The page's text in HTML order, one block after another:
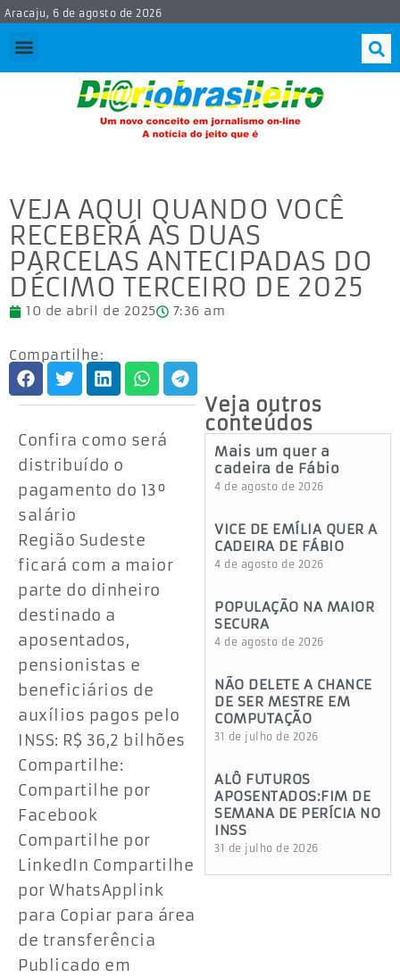
Aracaju, 6 de agosto de 2026
VEJA AQUI QUANDO VOCÊ
RECEBERÁ AS DUAS
PARCELAS ANTECIPADAS DO
DÉCIMO TERCEIRO DE 2025
10 de abril de 2025 7:36 am
Compartilhe:
Confira como será
distribuído o
pagamento do 13º
salário
Região Sudeste
ficará com a maior
parte do dinheiro
destinado a
aposentados,
pensionistas e
beneficiários de
auxílios pagos pelo
INSS: R$ 36,2 bilhões
Compartilhe:
Compartilhe por
Facebook
Compartilhe por
LinkedIn Compartilhe
por WhatsApplink
para Copiar para área
de transferência
Publicado em
Veja outros
conteúdos
Mais um quer a
cadeira de Fábio
4 de agosto de 2026
VICE DE EMÍLIA QUER A
CADEIRA DE FÁBIO
4 de agosto de 2026
POPULAÇÃO NA MAIOR
SECURA
4 de agosto de 2026
NÃO DELETE A CHANCE
DE SER MESTRE EM
COMPUTAÇÃO
31 de julho de 2026
ALÔ FUTUROS
APOSENTADOS:FIM DE
SEMANA DE PERÍCIA NO
INSS
31 de julho de 2026